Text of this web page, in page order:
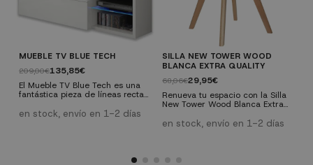
MUEBLE TV BLUE TECH
209,00€135,85€
El Mueble TV Blue Tech es una
fantástica pieza de líneas rectas
y elegantes que combina a la
perfección modernidad y
funcionalidad. Se trata de una
en stock, envío en 1-2 días
SILLA NEW TOWER WOOD
BLANCA EXTRA QUALITY
68,06€29,95€
Renueva tu espacio con la Silla
New Tower Wood Blanca Extra
maciza y su asiento ergonómico
en polipropileno blanco ofrecen
en stock, envío en 1-2 días